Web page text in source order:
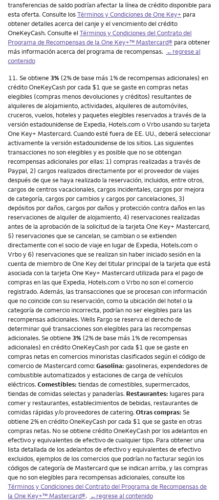
transferencias de saldo podrían afectar la línea de crédito disponible para
esta oferta. Consulte losTérminos y Condiciones de One Key+ para
obtener detalles acerca del canje y el vencimiento del crédito
OneKeyCash. Consulte elTérminos y Condiciones del Contrato del
Programa de Recompensas de la One Key+™ Mastercard® para obtener
más información acerca del programa de recompensas. ←regrese al
contenido
Nota
11. Se obtiene 3% (2% de base más 1% de recompensas adicionales) en
crédito OneKeyCash por cada $1 que se gaste en compras netas
elegibles (compras menos devoluciones y créditos) resultantes de
alquileres de alojamiento, actividades, alquileres de automóviles,
cruceros, vuelos, hoteles y paquetes elegibles reservados a través de la
versión estadounidense de Expedia, Hotels.com o Vrbo usando su tarjeta
One Key+ Mastercard. Cuando esté fuera de EE. UU., deberá seleccionar
activamente la versión estadounidense de los sitios. Las siguientes
transacciones no son elegibles y es posible que no se obtengan
recompensas adicionales por ellas: 1) compras realizadas a través de
Paypal, 2) cargos realizados directamente por el proveedor de viajes
después de que se haya realizado la reservación, incluidos, entre otros,
cargos de centros vacacionales, cargos incidentales, cargos por mejora
de categoría, cargos por cambios y cargos por cancelaciones, 3)
depósitos por daños, cargos por daños y protección contra daños en las
reservaciones de alquiler de alojamiento, 4) reservaciones realizadas
antes de la aprobación de la solicitud de la tarjeta One Key+ Mastercard,
5) reservaciones que se cancelan, se cambian o se extienden
directamente con el socio de viaje en lugar de Expedia, Hotels.com o
Vrbo y 6) reservaciones que se realizan sin haber iniciado sesión en la
cuenta de miembro de One Key del titular principal de la tarjeta que está
asociada con la tarjeta One Key+ Mastercard utilizada para el pago de
compras en las que Expedia, Hotels.com o Vrbo no son el comercio
registrado. Además, las transacciones que se procesan con información
que no coincide con su reservación, como la ubicación del hotel o la
categoría de comercio incorrecta, podrían no ser elegibles para las
recompensas adicionales. Wells Fargo se reserva el derecho de
determinar qué transacciones son elegibles para las recompensas
adicionales. Se obtiene 3% (2% de base más 1% de recompensas
adicionales) en crédito OneKeyCash por cada $1 que se gaste en
compras netas en comercios minoristas clasificados según el código de
comercio de Mastercard como: Gasolina: gasolineras, expendedores de
combustible automatizados y estaciones de carga de vehículos
eléctricos. Comestibles: tiendas de comestibles, supermercados,
tiendas de comidas selectas y panaderías. Restaurantes: lugares para
comer y restaurantes, establecimientos de bebidas, restaurantes de
comidas rápidas y/o proveedores de catering. Otras compras: Se
obtiene 2% en crédito OneKeyCash por cada $1 que se gaste en otras
compras netas. No se obtiene crédito OneKeyCash por los adelantos en
efectivo y equivalentes de efectivo de cualquier tipo. Para obtener una
lista detallada de los adelantos de efectivo y equivalentes de efectivo
excluidos, ejemplos de los comercios que podrían no facturar según los
códigos de categoría de Mastercard que se indican arriba, y las compras
que no son elegibles para recompensas adicionales, consulte los
Términos y Condiciones del Contrato del Programa de Recompensas de
la One Key+™ Mastercard®. ←regrese al contenido